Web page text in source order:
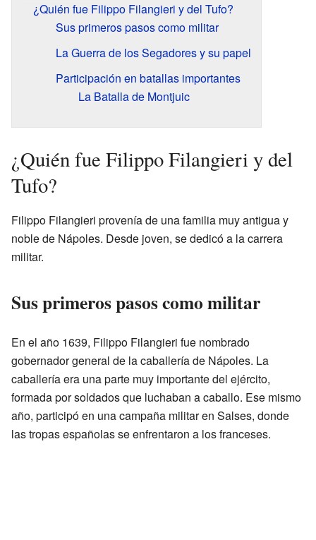
¿Quién fue Filippo Filangieri y del Tufo?
Sus primeros pasos como militar
La Guerra de los Segadores y su papel
Participación en batallas importantes
La Batalla de Montjuic
¿Quién fue Filippo Filangieri y del
Tufo?
Filippo Filangieri provenía de una familia muy antigua y
noble de Nápoles. Desde joven, se dedicó a la carrera
militar.
Sus primeros pasos como militar
En el año 1639, Filippo Filangieri fue nombrado
gobernador general de la caballería de Nápoles. La
caballería era una parte muy importante del ejército,
formada por soldados que luchaban a caballo. Ese mismo
año, participó en una campaña militar en Salses, donde
las tropas españolas se enfrentaron a los franceses.